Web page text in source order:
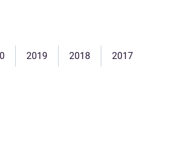
2019 2018 2017